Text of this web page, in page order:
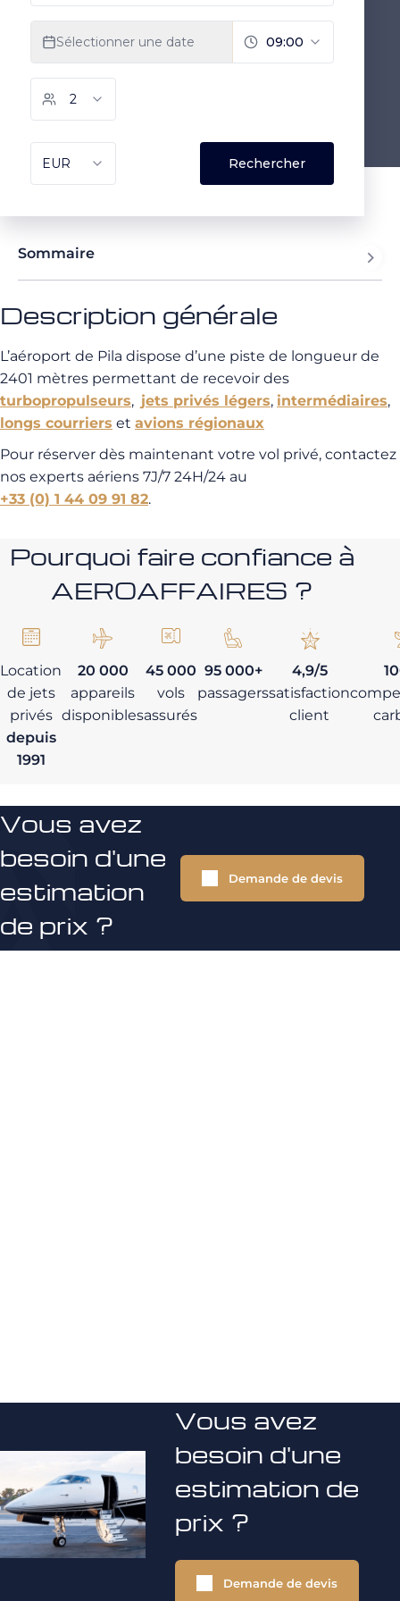
Sommaire
Description générale
L’aéroport de Pila dispose d’une piste de longueur de
2401 mètres permettant de recevoir des
turbopropulseurs, jets privés légers, intermédiaires,
longs courriers et avions régionaux
Pour réserver dès maintenant votre vol privé, contactez
nos experts aériens 7J/7 24H/24 au
+33 (0) 1 44 09 91 82.
Pourquoi faire confiance à
AEROAFFAIRES ?
Location
de jets
privés
depuis
1991
20 000
appareils
disponibles
45 000
vols
assurés
95 000+
passagers
4,9/5
satisfaction
client
Vous avez
besoin d'une
estimation
de prix ?
Demande de devis
Vous avez
besoin d'une
estimation de
prix ?
Demande de devis